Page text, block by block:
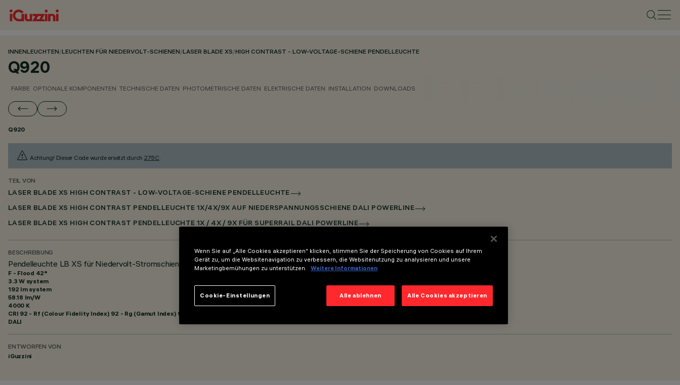
INNENLEUCHTEN/LEUCHTEN FÜR NIEDERVOLT-SCHIENEN/LASER BLADE XS/HIGH CONTRAST - LOW-VOLTAGE-SCHIENE PENDELLEUCHTE
Q920
FARBE OPTIONALE KOMPONENTEN TECHNISCHE DATEN PHOTOMETRISCHE DATEN ELEKTRISCHE DATEN INSTALLATION DOWNLOADS
Q920
Achtung! Dieser Code wurde ersetzt durch 275C.
TEIL VON
LASER BLADE XS HIGH CONTRAST - LOW-VOLTAGE-SCHIENE PENDELLEUCHTE
LASER BLADE XS HIGH CONTRAST PENDELLEUCHTE 1X/4X/9X AUF NIEDERSPANNUNGSSCHIENE DALI POWERLINE
LASER BLADE XS HIGH CONTRAST PENDELLEUCHTE 1X / 4X / 9X FÜR SUPERRAIL DALI POWERLINE
BESCHREIBUNG
Pendelleuchte LB XS für Niedervolt-Stromschiene (48V) - HC - Flood Beam - h 300
F - Flood 42°
3.3 W system
192 lm system
58.18 lm/W
4000 K
CRI 92 - Rf (Colour Fidelity Index) 92 - Rg (Gamut Index) 98
DALI
ENTWORFEN VON
iGuzzini
Wenn Sie auf „Alle Cookies akzeptieren“ klicken, stimmen Sie der Speicherung von Cookies auf Ihrem
Gerät zu, um die Websitenavigation zu verbessern, die Websitenutzung zu analysieren und unsere
Marketingbemühungen zu unterstützen.
Weitere Informationen
Alle ablehnen Alle Cookies akzeptieren
Cookie-Einstellungen